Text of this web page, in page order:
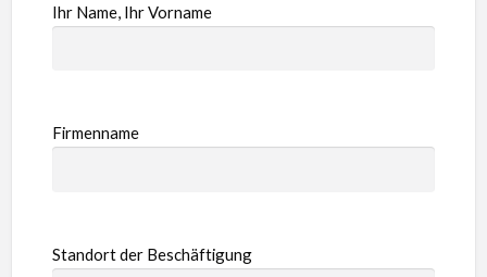
Ihr Name, Ihr Vorname
Firmenname
Standort der Beschäftigung